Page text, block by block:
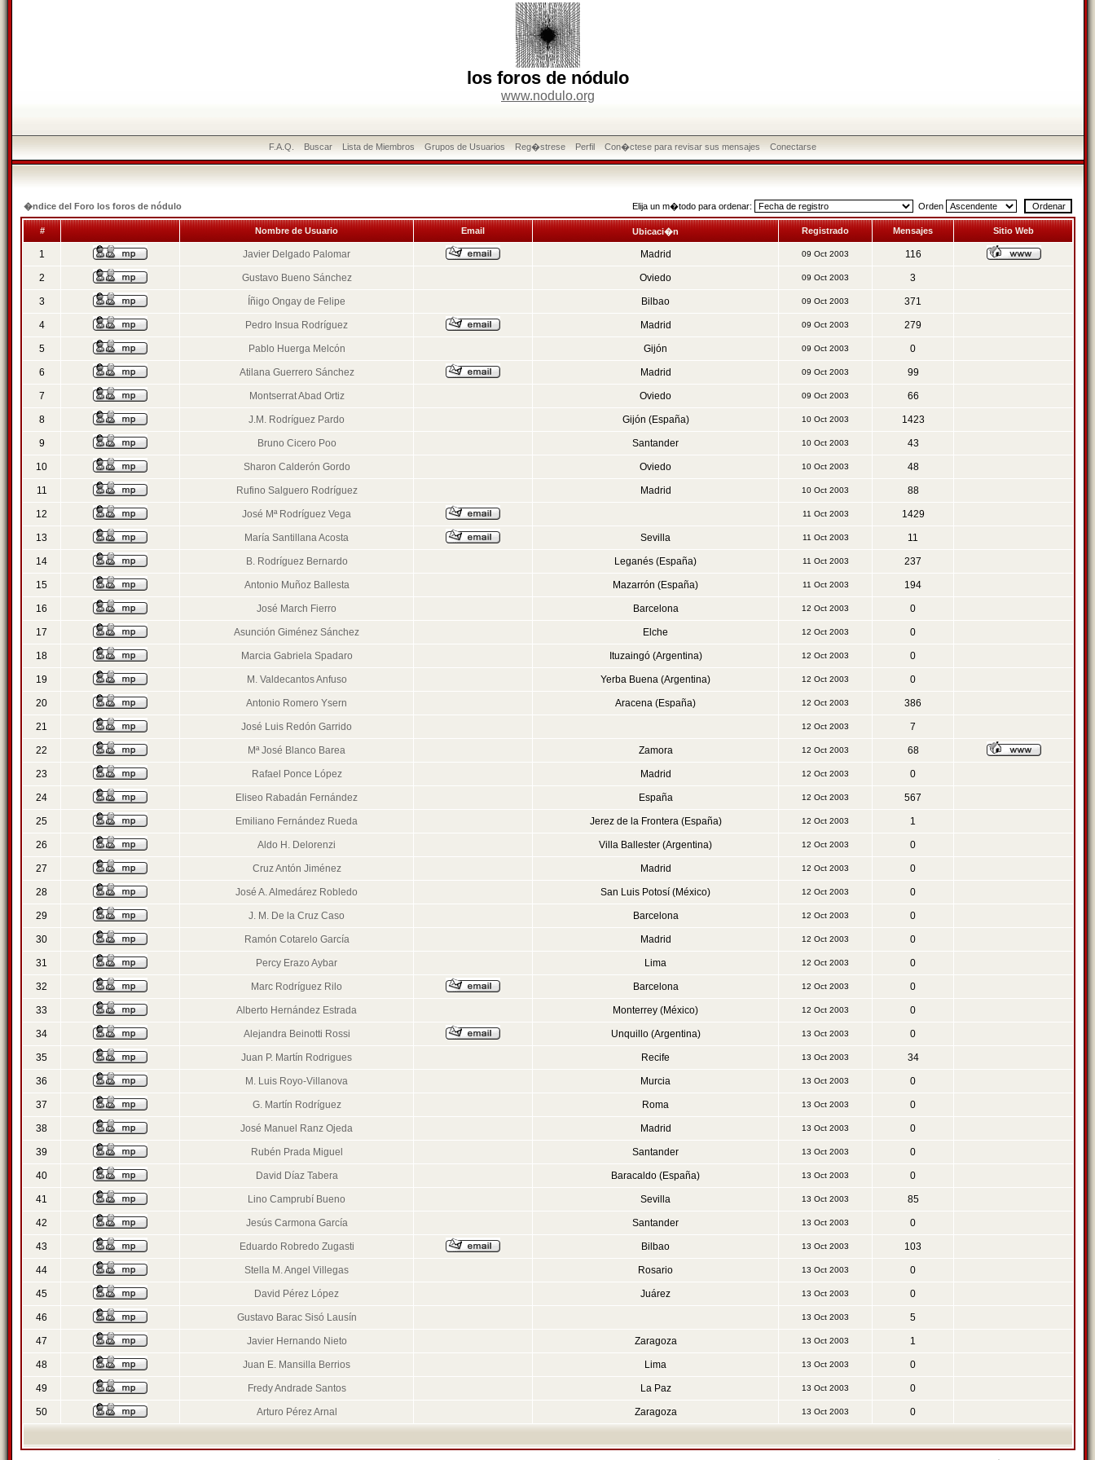
los foros de nódulo
www.nodulo.org
F.A.Q. Buscar Lista de Miembros Grupos de Usuarios Reg�strese Perfil Con�ctese para revisar sus mensajes Conectarse
�ndice del Foro los foros de nódulo Elija un m�todo para ordenar: Orden
# Nombre de Usuario Email Ubicaci�n Registrado Mensajes Sitio Web
1 Javier Delgado Palomar Madrid 09 Oct 2003 116
2 Gustavo Bueno Sánchez Oviedo 09 Oct 2003 3
3 Íñigo Ongay de Felipe Bilbao 09 Oct 2003 371
4 Pedro Insua Rodríguez Madrid 09 Oct 2003 279
5 Pablo Huerga Melcón Gijón 09 Oct 2003 0
6 Atilana Guerrero Sánchez Madrid 09 Oct 2003 99
7 Montserrat Abad Ortiz Oviedo 09 Oct 2003 66
8 J.M. Rodríguez Pardo Gijón (España) 10 Oct 2003 1423
9 Bruno Cicero Poo Santander 10 Oct 2003 43
10 Sharon Calderón Gordo Oviedo 10 Oct 2003 48
11 Rufino Salguero Rodríguez Madrid 10 Oct 2003 88
12 José Mª Rodríguez Vega 11 Oct 2003 1429
13 María Santillana Acosta Sevilla 11 Oct 2003 11
14 B. Rodríguez Bernardo Leganés (España) 11 Oct 2003 237
15 Antonio Muñoz Ballesta Mazarrón (España) 11 Oct 2003 194
16 José March Fierro Barcelona 12 Oct 2003 0
17 Asunción Giménez Sánchez Elche 12 Oct 2003 0
18 Marcia Gabriela Spadaro Ituzaingó (Argentina) 12 Oct 2003 0
19 M. Valdecantos Anfuso Yerba Buena (Argentina) 12 Oct 2003 0
20 Antonio Romero Ysern Aracena (España) 12 Oct 2003 386
21 José Luis Redón Garrido 12 Oct 2003 7
22 Mª José Blanco Barea Zamora 12 Oct 2003 68
23 Rafael Ponce López Madrid 12 Oct 2003 0
24 Eliseo Rabadán Fernández España 12 Oct 2003 567
25 Emiliano Fernández Rueda Jerez de la Frontera (España) 12 Oct 2003 1
26 Aldo H. Delorenzi Villa Ballester (Argentina) 12 Oct 2003 0
27 Cruz Antón Jiménez Madrid 12 Oct 2003 0
28 José A. Almedárez Robledo San Luis Potosí (México) 12 Oct 2003 0
29 J. M. De la Cruz Caso Barcelona 12 Oct 2003 0
30 Ramón Cotarelo García Madrid 12 Oct 2003 0
31 Percy Erazo Aybar Lima 12 Oct 2003 0
32 Marc Rodríguez Rilo Barcelona 12 Oct 2003 0
33 Alberto Hernández Estrada Monterrey (México) 12 Oct 2003 0
34 Alejandra Beinotti Rossi Unquillo (Argentina) 13 Oct 2003 0
35 Juan P. Martín Rodrigues Recife 13 Oct 2003 34
36 M. Luis Royo-Villanova Murcia 13 Oct 2003 0
37 G. Martín Rodríguez Roma 13 Oct 2003 0
38 José Manuel Ranz Ojeda Madrid 13 Oct 2003 0
39 Rubén Prada Miguel Santander 13 Oct 2003 0
40 David Díaz Tabera Baracaldo (España) 13 Oct 2003 0
41 Lino Camprubí Bueno Sevilla 13 Oct 2003 85
42 Jesús Carmona García Santander 13 Oct 2003 0
43 Eduardo Robredo Zugasti Bilbao 13 Oct 2003 103
44 Stella M. Angel Villegas Rosario 13 Oct 2003 0
45 David Pérez López Juárez 13 Oct 2003 0
46 Gustavo Barac Sisó Lausín 13 Oct 2003 5
47 Javier Hernando Nieto Zaragoza 13 Oct 2003 1
48 Juan E. Mansilla Berrios Lima 13 Oct 2003 0
49 Fredy Andrade Santos La Paz 13 Oct 2003 0
50 Arturo Pérez Arnal Zaragoza 13 Oct 2003 0